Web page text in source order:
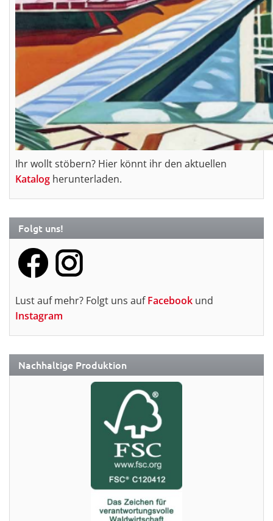
Ihr wollt stöbern? Hier könnt ihr den aktuellen
Katalog herunterladen.
Folgt uns!
Lust auf mehr? Folgt uns aufFacebook und
Instagram
Nachhaltige Produktion